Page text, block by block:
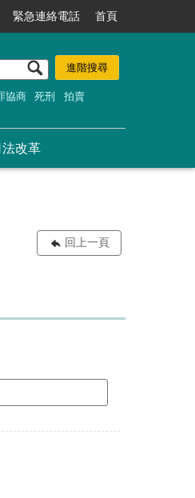
緊急連絡電話 首頁
協商 死刑 拍賣
法改革
回上一頁